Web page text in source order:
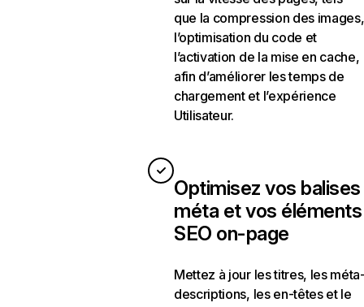
que la compression des images,
l’optimisation du code et
l’activation de la mise en cache,
afin d’améliorer les temps de
chargement et l’expérience
Utilisateur.
Optimisez vos balises
méta et vos éléments
SEO on-page
Mettez à jour les titres, les
descriptions, les en-têtes et le